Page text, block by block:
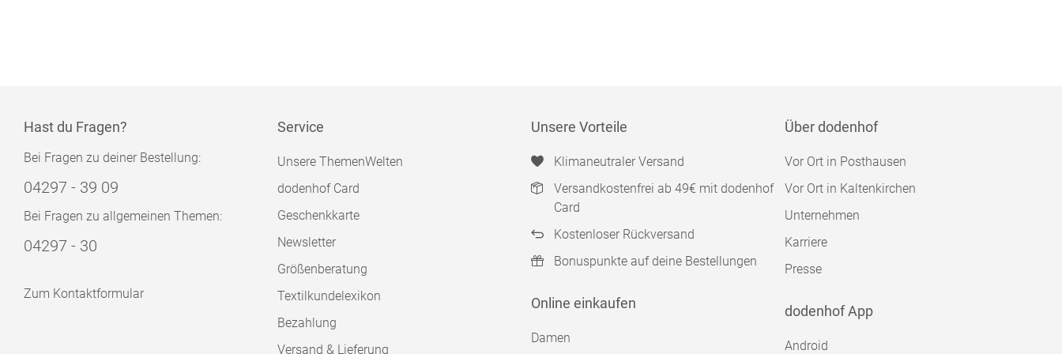
Hast du Fragen?
Bei Fragen zu deiner Bestellung:
04297 - 39 09
Bei Fragen zu allgemeinen Themen:
04297 - 30
Zum Kontaktformular
Service
Unsere ThemenWelten
dodenhof Card
Geschenkkarte
Newsletter
Größenberatung
Textilkundelexikon
Bezahlung
Versand & Lieferung
Unsere Vorteile
Klimaneutraler Versand
Versandkostenfrei ab 49€ mit dodenhof
Card
Kostenloser Rückversand
Bonuspunkte auf deine Bestellungen
Online einkaufen
Damen
Über dodenhof
Vor Ort in Posthausen
Vor Ort in Kaltenkirchen
Unternehmen
Karriere
Presse
dodenhof App
Android